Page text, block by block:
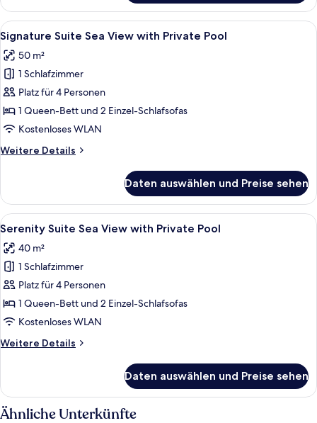
Suite
Sea
View
with
Private
Pool
Alle
Fotos
für
Signature
Suite
Sea
View
Private
Ein moderner Außenpool mit
14
Signature Suite Sea View with Private Pool
50 m²
1 Schlafzimmer
Platz für 4 Personen
1 Queen-Bett und 2 Einzel-Schlafsofas
Kostenloses WLAN
Weitere Details
Weitere
Suite
Sea
View
Private
Pool
Daten auswählen und Preise sehen
Alle
Fotos
für
Serenity
Suite
Sea
View
Private
Ein Schwimmbecken mit
14
Serenity Suite Sea View with Private Pool
40 m²
1 Schlafzimmer
Platz für 4 Personen
1 Queen-Bett und 2 Einzel-Schlafsofas
Kostenloses WLAN
Weitere Details
Weitere
Suite
Sea
View
Daten auswählen und Preise sehen
Ähnliche Unterkünfte